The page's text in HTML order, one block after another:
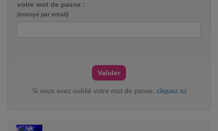
votre mot de passe :
(envoyé par email)
Si vous avez oublié votre mot de passe, cliquez ici